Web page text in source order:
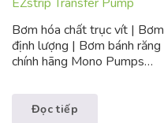
Bơm hóa chất trục vít | Bơm
định lượng | Bơm bánh răng
chính hãng Mono Pumps
Đọc tiếp